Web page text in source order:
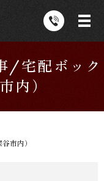
/宅配ボック
内）
市内）